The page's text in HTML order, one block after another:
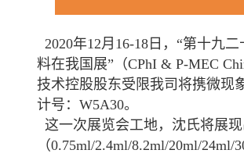
2020年12月16-18日，“第十九
料在我国展”（CPhI & P-MEC
技术控股股东受限我司将携微现
计号：W5A30。
这一次展览会工地，沈氏将展
（0.75ml/2.4ml/8.2ml/20ml/